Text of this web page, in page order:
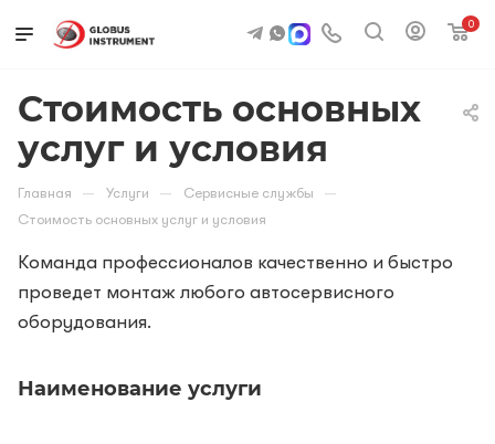
0
Стоимость основных
услуг и условия
Главная — Услуги — Сервисные службы —
Стоимость основных услуг и условия
Команда профессионалов качественно и быстро
проведет монтаж любого автосервисного
оборудования.
Наименование услуги